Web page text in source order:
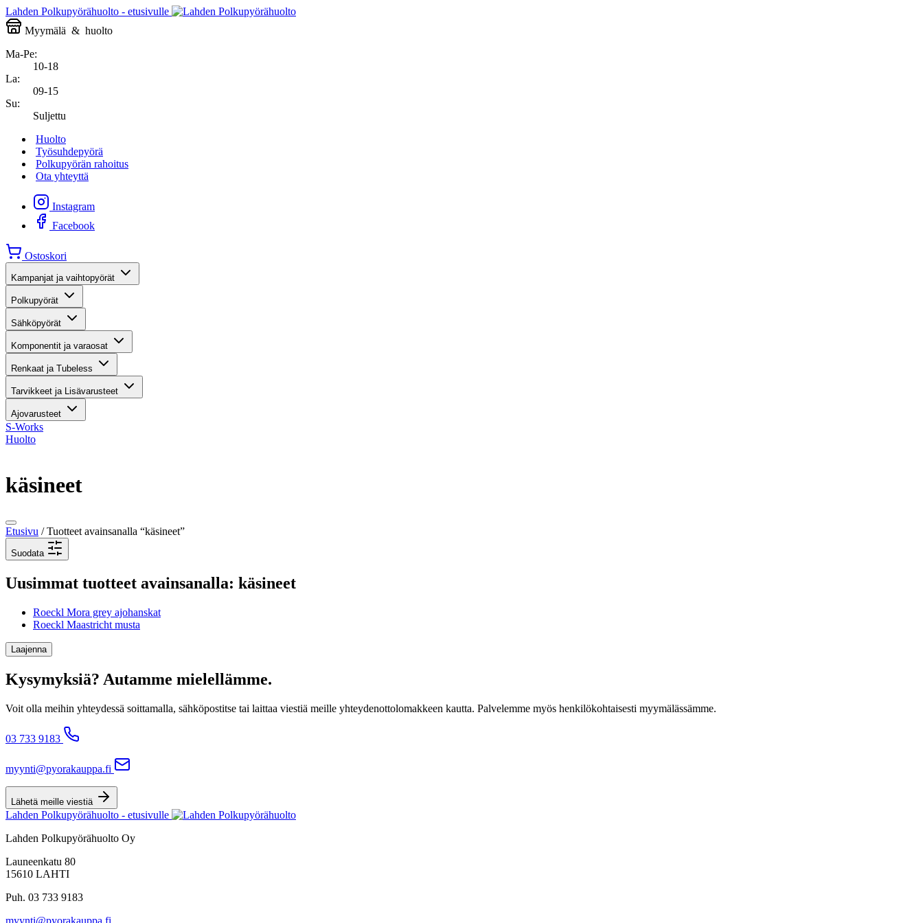
Lahden Polkupyörähuolto - etusivulle
Myymälä & huolto
Ma-Pe:
10-18
La:
09-15
Su:
Suljettu
Huolto
Työsuhdepyörä
Polkupyörän rahoitus
Ota yhteyttä
Instagram
Facebook
Ostoskori
Kampanjat ja vaihtopyörät
Polkupyörät
Sähköpyörät
Komponentit ja varaosat
Renkaat ja Tubeless
Tarvikkeet ja Lisävarusteet
Ajovarusteet
S-Works
Huolto
käsineet
Etusivu / Tuotteet avainsanalla “käsineet”
Suodata
Uusimmat tuotteet avainsanalla: käsineet
Roeckl Mora grey ajohanskat
Roeckl Maastricht musta
Laajenna
Kysymyksiä? Autamme mielellämme.
Voit olla meihin yhteydessä soittamalla, sähköpostitse tai laittaa viestiä meille yhteydenottolomakkeen kautta. Palvelemme myös henkilökohtaisesti myymälässämme.
03 733 9183
myynti@pyorakauppa.fi
Lähetä meille viestiä
Lahden Polkupyörähuolto - etusivulle
Lahden Polkupyörähuolto Oy
Launeenkatu 80
15610 LAHTI
Puh. 03 733 9183
myynti@pyorakauppa.fi